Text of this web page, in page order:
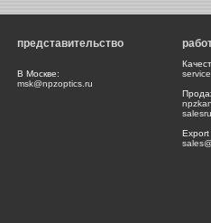
представительство
В Москве:
msk@npzoptics.ru